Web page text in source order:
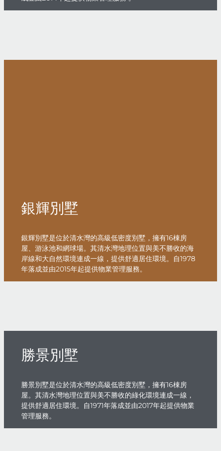
銀輝別墅
銀輝別墅是位於清水灣的高級低密度別墅，擁有16棟房
屋、游泳池和網球場。其清水灣地理位置與美不勝收的海
岸線和大自然環境連成一線，提供舒適居住環境。自1978
年落成並由2015年起提供物業管理服務。
勝景別墅
勝景別墅是位於清水灣的高級低密度別墅，擁有16棟房
屋。其清水灣地理位置與美不勝收的綠化環境連成一線，
提供舒適居住環境。自1971年落成並由2017年起提供物業
管理服務。